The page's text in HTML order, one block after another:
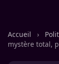
Accueil ›
mystère total,